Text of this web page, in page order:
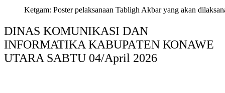
Ketgam: Poster pelaksanaan Tabligh Akbar yang akan
DINAS KOMUNIKASI DAN
INFORMATIKA KABUPAΤΕΝ ΚΟNAWE
UTARA SABTU 04/April 2026